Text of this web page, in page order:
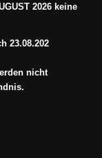
2026 keine
23.08.202
nicht